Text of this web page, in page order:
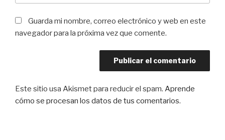
Guarda mi nombre, correo electrónico y web en este
navegador para la próxima vez que comente.
Este sitio usa Akismet para reducir el spam. Aprende
cómo se procesan los datos de tus comentarios.